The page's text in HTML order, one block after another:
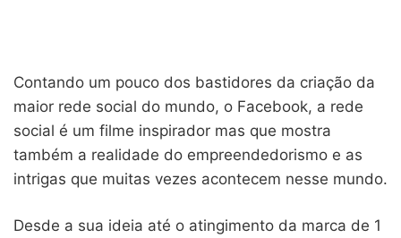
Contando um pouco dos bastidores da criação da
maior rede social do mundo, o Facebook, a rede
social é um filme inspirador mas que mostra
também a realidade do empreendedorismo e as
intrigas que muitas vezes acontecem nesse mundo.
Desde a sua ideia até o atingimento da marca de 1